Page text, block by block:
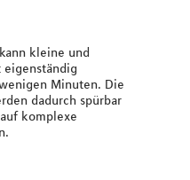
kleine und
Minuten. Die
dadurch spürbar
komplexe